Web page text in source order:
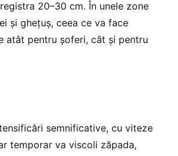
20–30 cm. În unele zone
și ghețuș, ceea ce va face
atât pentru șoferi, cât și pentru
semnificative, cu viteze
temporar va viscoli zăpada,